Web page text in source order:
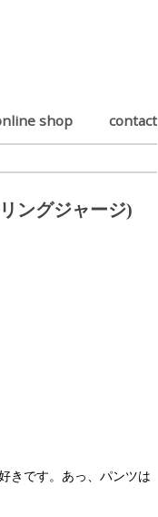
shop contact
ングジャージ)
きです。あっ、パンツは